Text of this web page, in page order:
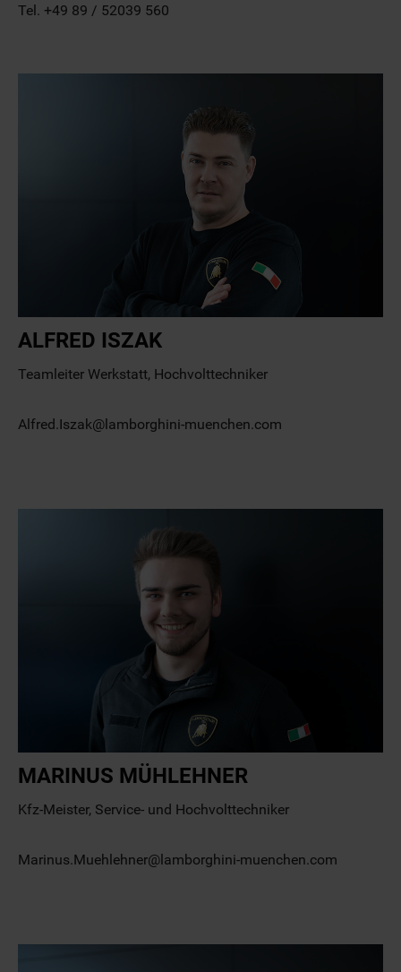
Tel. +49 89 / 52039 560
ALFRED ISZAK
Teamleiter Werkstatt, Hochvolttechniker
Alfred.Iszak@lamborghini-muenchen.com
MARINUS MÜHLEHNER
Kfz-Meister, Service- und Hochvolttechniker
Marinus.Muehlehner@lamborghini-muenchen.com